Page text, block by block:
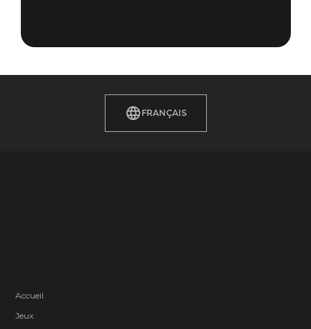
FRANÇAIS
Accueil
Jeux